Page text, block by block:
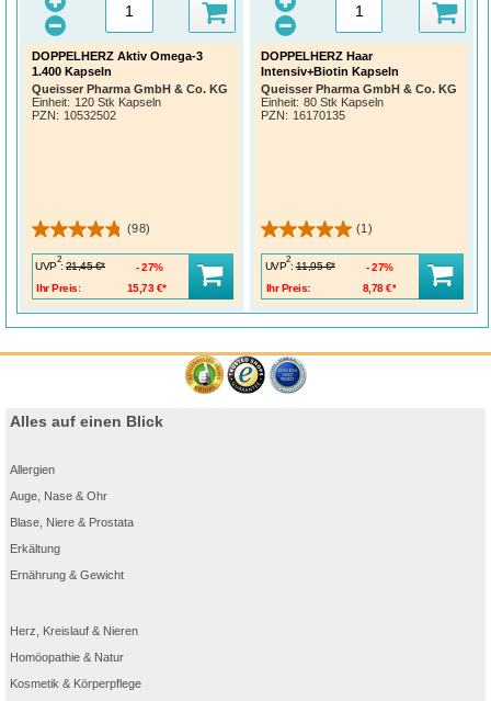
DOPPELHERZ Aktiv Omega-3
1.400 Kapseln
Queisser Pharma GmbH & Co. KG
Einheit: 120 Stk Kapseln
PZN: 10532502
(98)
UVP
2
: 21,45 €*
Ihr Preis:
15,73 €*
27%
DOPPELHERZ Haar
Intensiv+Biotin Kapseln
Queisser Pharma GmbH & Co. KG
Einheit: 80 Stk Kapseln
PZN: 16170135
(1)
UVP
2
: 11,95 €*
Ihr Preis:
8,78 €*
27%
Alles auf einen Blick
Allergien
Auge, Nase & Ohr
Blase, Niere & Prostata
Erkältung
Ernährung & Gewicht
Herz, Kreislauf & Nieren
Homöopathie & Natur
Kosmetik & Körperpflege